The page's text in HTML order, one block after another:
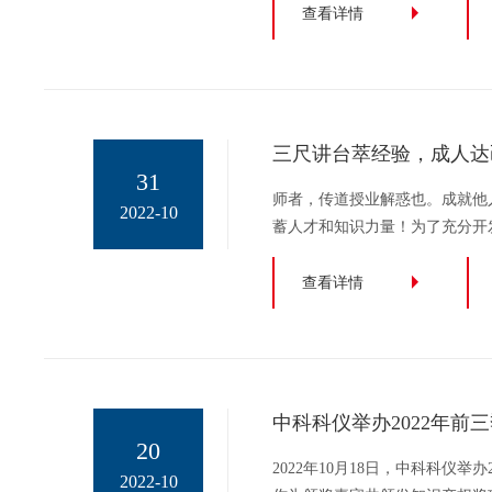
壮大的产业化力量。为进一步
力，苏州中科科仪科美有限
查看详情
31
2022-10
三尺讲台萃经验，成人
师者，传道授业解惑也。成就
蓄人才和知识力量！为了充分
中科科仪致力于打造一支素质
内训师选拔面向公司技术、销
员，让更多的业务骨干和中
查看详情
20
2022-10
中科科仪举办2022年前
2022年10月18日，中科科仪举